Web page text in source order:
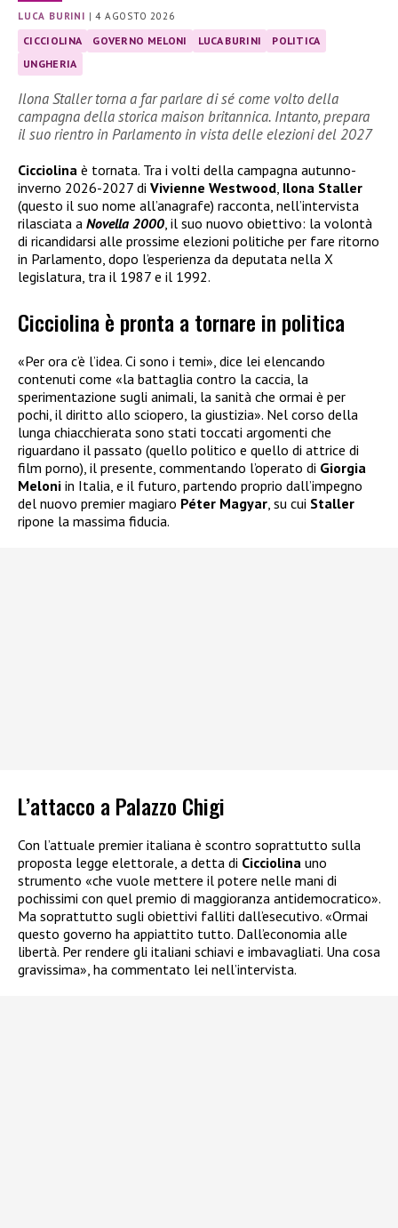
LUCA BURINI |4 AGOSTO 2026
CICCIOLINA GOVERNO MELONI LUCA BURINI
POLITICA
UNGHERIA
Ilona Staller torna a far parlare di sé come volto della
campagna della storica maison britannica. Intanto, prepara
il suo rientro in Parlamento in vista delle elezioni del 2027
Cicciolina è tornata. Tra i volti della campagna autunno-
inverno 2026-2027 di Vivienne Westwood, Ilona Staller
(questo il suo nome all’anagrafe) racconta, nell’intervista
rilasciata a Novella 2000, il suo nuovo obiettivo: la volontà
di ricandidarsi alle prossime elezioni politiche per fare ritorno
in Parlamento, dopo l’esperienza da deputata nella X
legislatura, tra il 1987 e il 1992.
Cicciolina è pronta a tornare in politica
«Per ora c’è l’idea. Ci sono i temi», dice lei elencando
contenuti come «la battaglia contro la caccia, la
sperimentazione sugli animali, la sanità che ormai è per
pochi, il diritto allo sciopero, la giustizia». Nel corso della
lunga chiacchierata sono stati toccati argomenti che
riguardano il passato (quello politico e quello di attrice di
film porno), il presente, commentando l’operato di Giorgia
Meloni in Italia, e il futuro, partendo proprio dall’impegno
del nuovo premier magiaro Péter Magyar , su cui Staller
ripone la massima fiducia.
L’attacco a Palazzo Chigi
Con l’attuale premier italiana è scontro soprattutto sulla
proposta legge elettorale, a detta di Cicciolina uno
strumento «che vuole mettere il potere nelle mani di
pochissimi con quel premio di maggioranza antidemocratico».
Ma soprattutto sugli obiettivi falliti dall’esecutivo. «Ormai
questo governo ha appiattito tutto. Dall’economia alle
libertà. Per rendere gli italiani schiavi e imbavagliati. Una cosa
gravissima», ha commentato lei nell’intervista.